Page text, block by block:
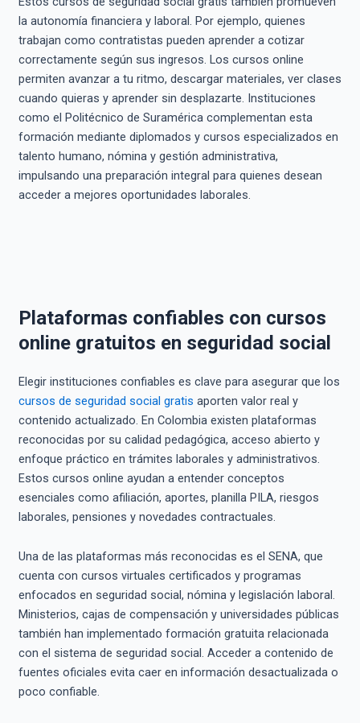
la autonomía financiera y laboral. Por ejemplo, quienes
trabajan como contratistas pueden aprender a cotizar
correctamente según sus ingresos. Los cursos online
permiten avanzar a tu ritmo, descargar materiales, ver clases
cuando quieras y aprender sin desplazarte. Instituciones
como el Politécnico de Suramérica complementan esta
formación mediante diplomados y cursos especializados en
talento humano, nómina y gestión administrativa,
impulsando una preparación integral para quienes desean
acceder a mejores oportunidades laborales.
Plataformas confiables con cursos
online gratuitos en seguridad social
Elegir instituciones confiables es clave para asegurar que los
cursos de seguridad social gratis aporten valor real y
contenido actualizado. En Colombia existen plataformas
reconocidas por su calidad pedagógica, acceso abierto y
enfoque práctico en trámites laborales y administrativos.
Estos cursos online ayudan a entender conceptos
esenciales como afiliación, aportes, planilla PILA, riesgos
laborales, pensiones y novedades contractuales.
Una de las plataformas más reconocidas es el SENA, que
cuenta con cursos virtuales certificados y programas
enfocados en seguridad social, nómina y legislación laboral.
Ministerios, cajas de compensación y universidades públicas
también han implementado formación gratuita relacionada
con el sistema de seguridad social. Acceder a contenido de
fuentes oficiales evita caer en información desactualizada o
poco confiable.